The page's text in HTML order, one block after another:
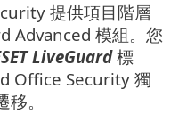
提供項目階層
Advanced 模組。您
LiveGuard標
Office Security 獨
。